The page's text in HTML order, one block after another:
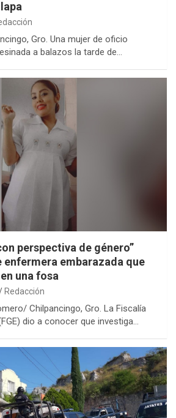
Gro. Una mujer de oficio
a balazos la tarde de…
perspectiva de género”
enfermera embarazada que
una fosa
Redacción
Chilpancingo, Gro. La Fiscalía
dio a conocer que investiga…